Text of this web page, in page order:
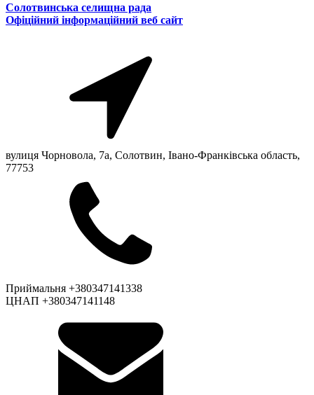
Солотвинська селищна рада
Офіційний інформаційний веб сайт
вулиця Чорновола, 7a, Солотвин, Івано-Франківська область,
77753
Приймальня +380347141338
ЦНАП +380347141148